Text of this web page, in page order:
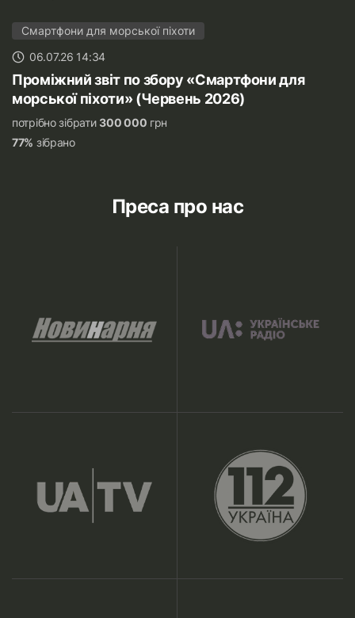
Смартфони для морської піхоти
06.07.26 14:34
Проміжний звіт по збору «Смартфони для
морської піхоти» (Червень 2026)
потрібно зібрати300 000 грн
77% зібрано
Преса про нас